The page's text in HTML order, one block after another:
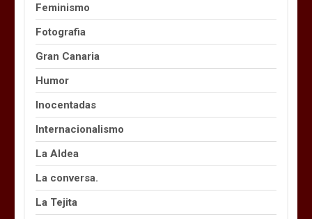
Feminismo
Fotografia
Gran Canaria
Humor
Inocentadas
Internacionalismo
La Aldea
La conversa.
La Tejita